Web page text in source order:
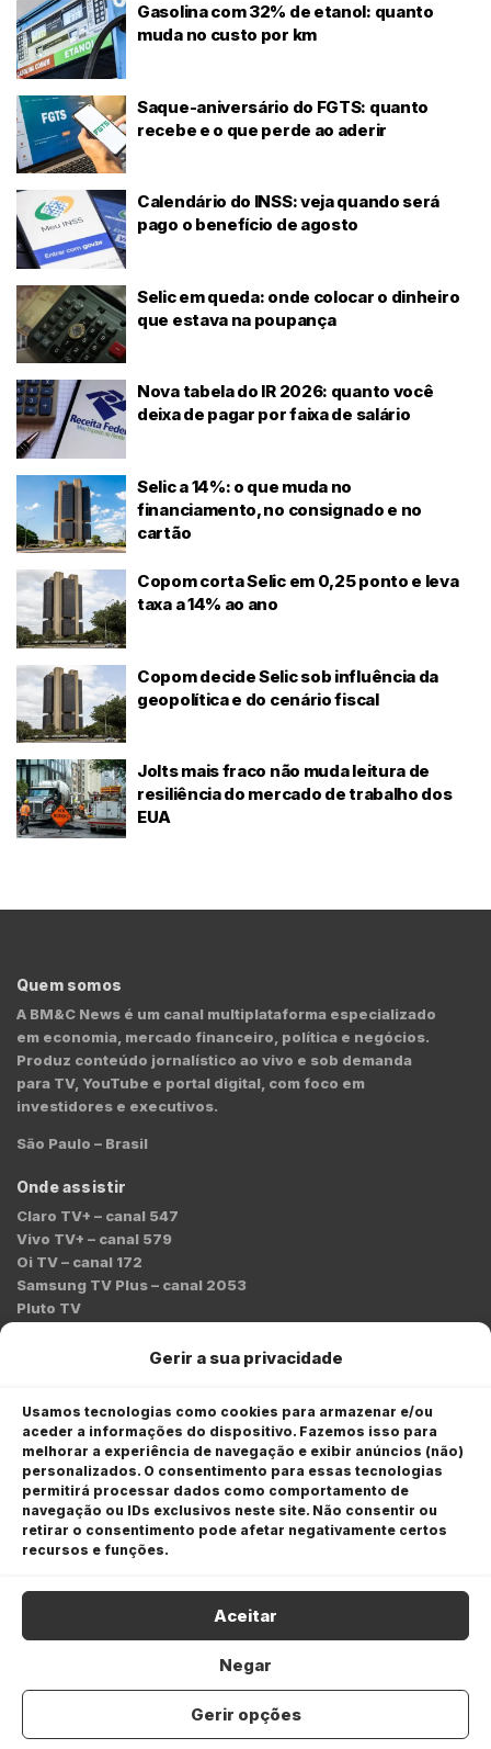
Gerir a sua privacidade
Usamos tecnologias como cookies para armazenar e/ou
aceder a informações do dispositivo. Fazemos isso para
melhorar a experiência de navegação e exibir anúncios (não)
personalizados. O consentimento para essas tecnologias
permitirá processar dados como comportamento de
navegação ou IDs exclusivos neste site. Não consentir ou
retirar o consentimento pode afetar negativamente certos
recursos e funções.
Aceitar
Negar
Gerir opções
Gasolina com 32% de etanol: quanto
muda no custo por km
Saque-aniversário do FGTS: quanto
recebe e o que perde ao aderir
Calendário do INSS: veja quando será
pago o benefício de agosto
Selic em queda: onde colocar o dinheiro
que estava na poupança
Nova tabela do IR 2026: quanto você
deixa de pagar por faixa de salário
Selic a 14%: o que muda no
financiamento, no consignado e no
cartão
Copom corta Selic em 0,25 ponto e leva
taxa a 14% ao ano
Copom decide Selic sob influência da
geopolítica e do cenário fiscal
Jolts mais fraco não muda leitura de
resiliência do mercado de trabalho dos
EUA
Quem somos
A BM&C News é um canal multiplataforma especializado
em economia, mercado financeiro, política e negócios.
Produz conteúdo jornalístico ao vivo e sob demanda
para TV, YouTube e portal digital, com foco em
investidores e executivos.
São Paulo – Brasil
Onde assistir
Claro TV+ – canal 547
Vivo TV+ – canal 579
Oi TV – canal 172
Samsung TV Plus – canal 2053
Pluto TV
redacao@bmcnews.com.br
Comercial:
comercial@bmcnews.com.br
Anuncie na BM&C News
A BM&C News conecta marcas a milhões de investidores
através de TV, YouTube e plataformas digitais.
COPYRIGHT © 2026 BM&C News. Todos os direitos